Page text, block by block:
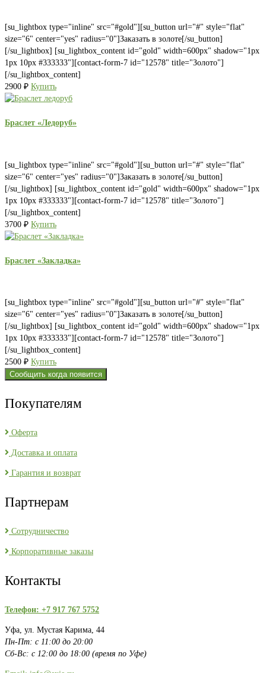
[su_lightbox type="inline" src="#gold"][su_button url="#" style="flat"
size="6" center="yes" radius="0"]Заказать в золоте[/su_button]
[/su_lightbox] [su_lightbox_content id="gold" width=600px" shadow="1px
1px 10px #333333"][contact-form-7 id="12578" title="Золото"]
[/su_lightbox_content]
2900 ₽ Купить
Браслет «Ледоруб»
[su_lightbox type="inline" src="#gold"][su_button url="#" style="flat"
size="6" center="yes" radius="0"]Заказать в золоте[/su_button]
[/su_lightbox] [su_lightbox_content id="gold" width=600px" shadow="1px
1px 10px #333333"][contact-form-7 id="12578" title="Золото"]
[/su_lightbox_content]
3700 ₽ Купить
Браслет «Закладка»
[su_lightbox type="inline" src="#gold"][su_button url="#" style="flat"
size="6" center="yes" radius="0"]Заказать в золоте[/su_button]
[/su_lightbox] [su_lightbox_content id="gold" width=600px" shadow="1px
1px 10px #333333"][contact-form-7 id="12578" title="Золото"]
[/su_lightbox_content]
2500 ₽ Купить
Сообщить когда появится
Покупателям
Оферта
Доставка и оплата
Гарантия и возврат
Партнерам
Сотрудничество
Корпоративные заказы
Контакты
Телефон: +7 917 767 5752
Уфа, ул. Мустая Карима, 44
Пн-Пт: с 11:00 до 20:00
Сб-Вс: с 12:00 до 18:00 (время по Уфе)